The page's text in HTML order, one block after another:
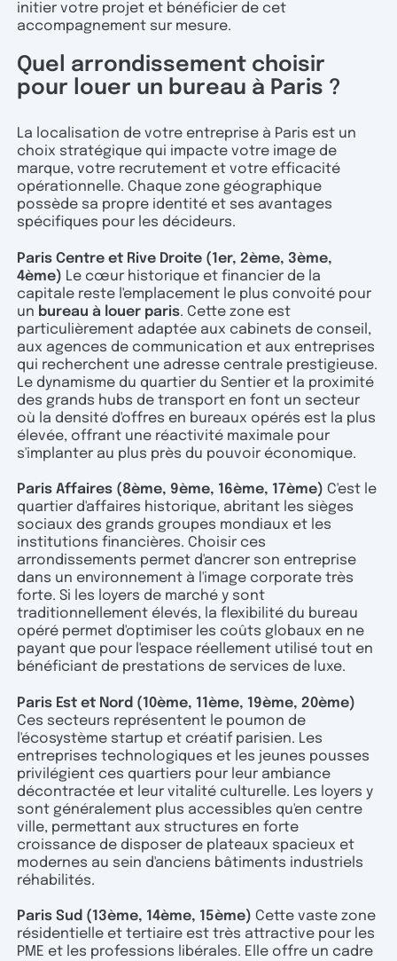
initier votre projet et bénéficier de cet
accompagnement sur mesure.
Quel arrondissement choisir
pour louer un bureau à Paris ?
La localisation de votre entreprise à Paris est un
choix stratégique qui impacte votre image de
marque, votre recrutement et votre efficacité
opérationnelle. Chaque zone géographique
possède sa propre identité et ses avantages
spécifiques pour les décideurs.
Paris Centre et Rive Droite (1er, 2ème, 3ème,
4ème) Le cœur historique et financier de la
capitale reste l'emplacement le plus convoité pour
un bureau à louer paris. Cette zone est
particulièrement adaptée aux cabinets de conseil,
aux agences de communication et aux entreprises
qui recherchent une adresse centrale prestigieuse.
Le dynamisme du quartier du Sentier et la proximité
des grands hubs de transport en font un secteur
où la densité d'offres en bureaux opérés est la plus
élevée, offrant une réactivité maximale pour
s'implanter au plus près du pouvoir économique.
Paris Affaires (8ème, 9ème, 16ème, 17ème) C'est le
quartier d'affaires historique, abritant les sièges
sociaux des grands groupes mondiaux et les
institutions financières. Choisir ces
arrondissements permet d'ancrer son entreprise
dans un environnement à l'image corporate très
forte. Si les loyers de marché y sont
traditionnellement élevés, la flexibilité du bureau
opéré permet d'optimiser les coûts globaux en ne
payant que pour l'espace réellement utilisé tout en
bénéficiant de prestations de services de luxe.
Paris Est et Nord (10ème, 11ème, 19ème, 20ème)
Ces secteurs représentent le poumon de
l'écosystème startup et créatif parisien. Les
entreprises technologiques et les jeunes pousses
privilégient ces quartiers pour leur ambiance
décontractée et leur vitalité culturelle. Les loyers y
sont généralement plus accessibles qu'en centre
ville, permettant aux structures en forte
croissance de disposer de plateaux spacieux et
modernes au sein d'anciens bâtiments industriels
réhabilités.
Paris Sud (13ème, 14ème, 15ème) Cette vaste zone
résidentielle et tertiaire est très attractive pour les
PME et les professions libérales. Elle offre un cadre